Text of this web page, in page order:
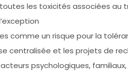
les toxicités associées
comme un risque pour la
centralisée et les projets de
psychologiques,